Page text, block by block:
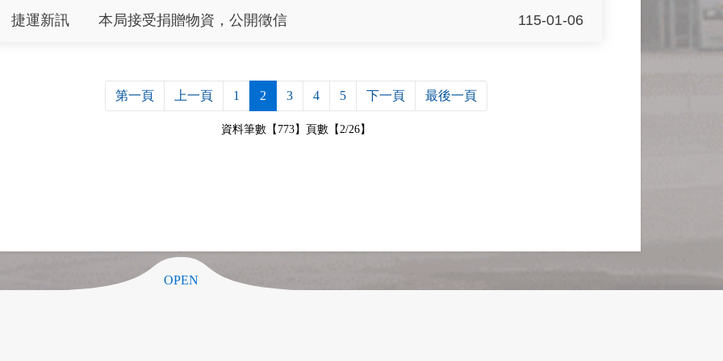
捷運新訊 本局接受捐贈物資，公開徵信 115-01-06
第一頁 上一頁 1 2 3 4 5 下一頁 最後一頁
資料筆數【773】頁數【2/26】
OPEN